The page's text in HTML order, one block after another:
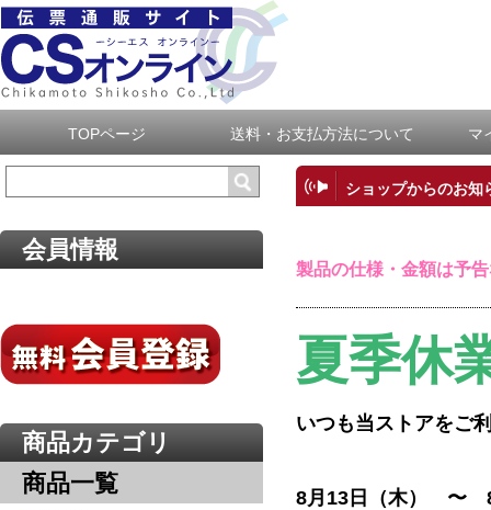
TOPページ 送料・お支払方法について マ
ショップからのお知
製品の仕様・金額は予
夏季休
いつも当ストアをご
8月13日（木） 〜
会員情報
商品カテゴリ
商品一覧